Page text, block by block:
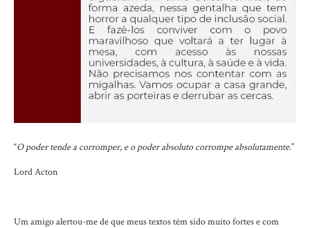
“O poder tende a corromper, e o poder absoluto corrompe absolutamente.”
Lord Acton
Um amigo alertou-me de que meus textos têm sido muito fortes e com